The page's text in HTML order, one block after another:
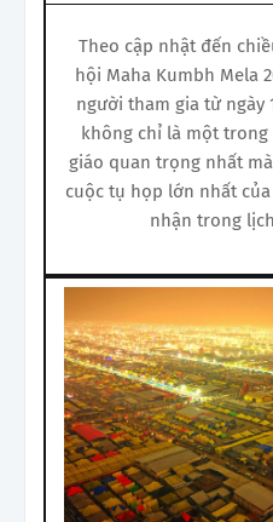
Theo cập nhật đến
hội Maha Kumbh Mela
người tham gia từ ngày
không chỉ là một
giáo quan trọng nhất
cuộc tụ họp lớn nhất
nhận trong